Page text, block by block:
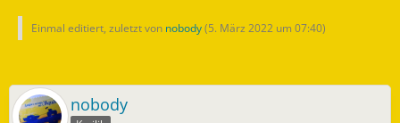
Einmal editiert, zuletzt von nobody(5. März 2022 um 07:40)
nobody